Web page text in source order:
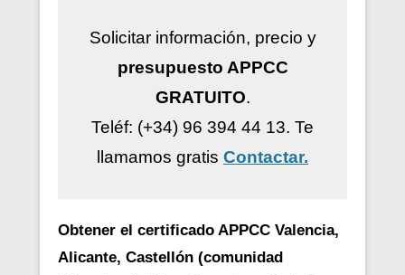
Solicitar información, precio y
presupuesto APPCC
GRATUITO.
Teléf: (+34) 96 394 44 13. Te
llamamos gratis Contactar.
Obtener el certificado APPCC Valencia,
Alicante, Castellón (comunidad